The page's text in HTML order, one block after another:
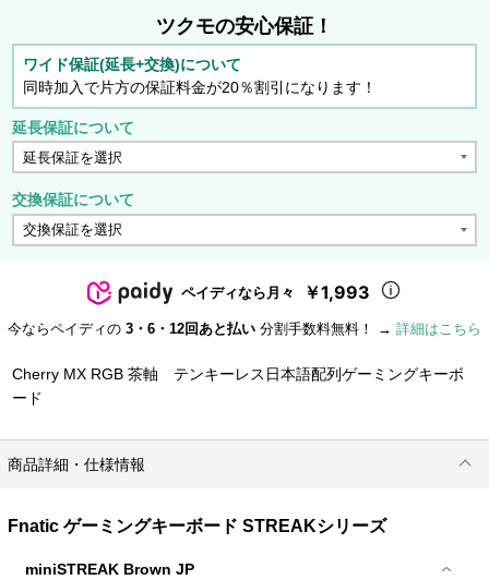
ツクモの安心保証！
ワイド保証(延長+交換)について
同時加入で片方の保証料金が20％割引になります！
延長保証について
交換保証について
ペイディなら月々 ￥1,993
今ならペイディの 3・6・12回あと払い 分割手数料無料！ → 詳細はこちら
Cherry MX RGB 茶軸 テンキーレス日本語配列ゲーミングキーボ
ード
商品詳細・仕様情報
Fnatic ゲーミングキーボード STREAKシリーズ
miniSTREAK Brown JP